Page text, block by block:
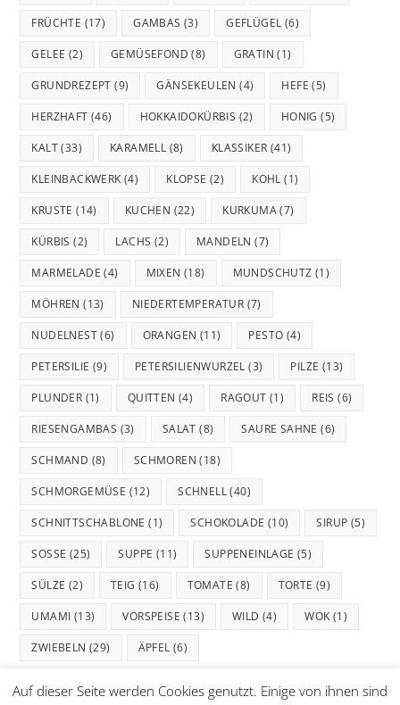
FRÜCHTE (17) GAMBAS (3) GEFLÜGEL (6)
GELEE (2) GEMÜSEFOND (8) GRATIN (1)
GRUNDREZEPT (9) GÄNSEKEULEN (4) HEFE (5)
HERZHAFT (46) HOKKAIDOKÜRBIS (2) HONIG (5)
KALT(33) KARAMELL (8) KLASSIKER (41)
KLEINBACKWERK (4) KLOPSE (2) KOHL (1)
KRUSTE (14) KUCHEN (22) KURKUMA(7)
KÜRBIS (2) LACHS (2) MANDELN (7)
MARMELADE (4) MIXEN (18) MUNDSCHUTZ (1)
MÖHREN (13) NIEDERTEMPERATUR (7)
NUDELNEST(6) ORANGEN (11) PESTO (4)
PETERSILIE (9) PETERSILIENWURZEL (3) PILZE (13)
PLUNDER (1) QUITTEN (4) RAGOUT (1) REIS (6)
RIESENGAMBAS (3) SALAT (8) SAURE SAHNE (6)
SCHMAND (8) SCHMOREN (18)
SCHMORGEMÜSE (12) SCHNELL(40)
SCHNITTSCHABLONE (1) SCHOKOLADE (10) SIRUP (5)
SOSSE (25) SUPPE (11) SUPPENEINLAGE (5)
SÜLZE (2) TEIG (16) TOMATE (8) TORTE (9)
UMAMI (13) VORSPEISE (13) WILD (4) WOK (1)
ZWIEBELN (29) ÄPFEL (6)
Auf dieser Seite werden Cookies genutzt. Einige von ihnen sind